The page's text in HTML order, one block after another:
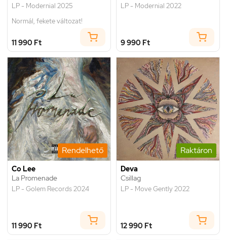
LP - Modernial 2025
Normál, fekete változat!
11 990 Ft
LP - Modernial 2022
9 990 Ft
Rendelhető
Co Lee
La Promenade
LP - Golem Records 2024
11 990 Ft
Raktáron
Deva
Csillag
LP - Move Gently 2022
12 990 Ft